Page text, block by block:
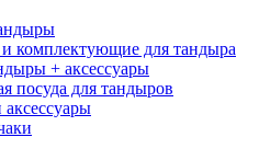
комплектующие для тандыра
+ аксессуары
посуда для тандыров